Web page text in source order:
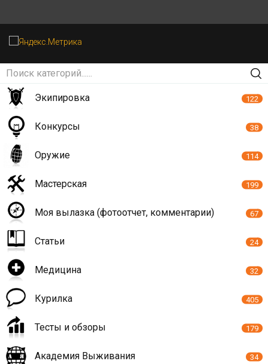
Экипировка 122
Конкурсы 38
Оружие 114
Мастерская 199
Моя вылазка (фотоотчет, комментарии) 67
Статьи 24
Медицина 32
Курилка 405
Тесты и обзоры 179
Академия Выживания 34